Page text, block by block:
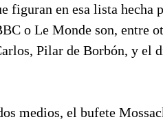
figuran en esa lista hecha
o Le Monde son, entre
Pilar de Borbón, y el
medios, el bufete